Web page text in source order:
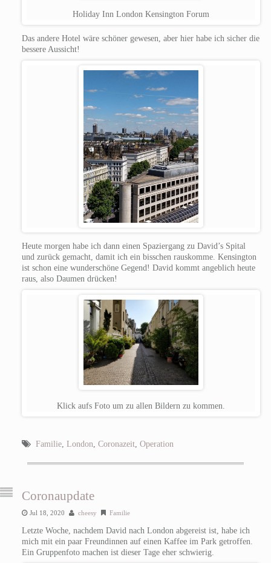
Holiday Inn London Kensington Forum
Das andere Hotel wäre schöner gewesen, aber hier habe ich sicher die
bessere Aussicht!
Heute morgen habe ich dann einen Spaziergang zu David’s Spital
und zurück gemacht, damit ich ein bisschen rauskomme. Kensington
ist schon eine wunderschöne Gegend! David kommt angeblich heute
raus, also Daumen drücken!
Klick aufs Foto um zu allen Bildern zu kommen.
Familie, London, Coronazeit, Operation
Coronaupdate
Jul 18, 2020 cheesy Familie
Letzte Woche, nachdem David nach London abgereist ist, habe ich
mich mit ein paar Freundinnen auf einen Kaffee im Park getroffen.
Ein Gruppenfoto machen ist dieser Tage eher schwierig.